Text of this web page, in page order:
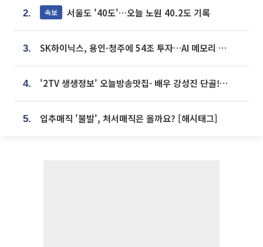
2. 속보 서울도 '40도'…오늘 노원 40.2도 기록
3. SK하이닉스, 용인·청주에 54조 투자…AI 메모리 생산기지 키운다
4. '2TV 생생정보' 오늘방송맛집- 배우 강성진 단골! 쌀국수ㆍ푸팟퐁 커리 맛집 '블○○○'
5. 입추매직 '불발', 처서매직은 올까요? [해시태그]